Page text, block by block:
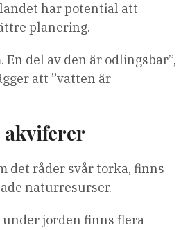
har potential att
planering.
En del av den är odlingsbar”,
att ”vatten är
det råder svår torka, finns
naturresurser.
jorden finns flera